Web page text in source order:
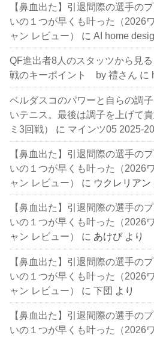
【鼻血出た】引退間際の選手の
いの１つが早くも叶った（2026
ャン レビュー）
に AI home
QF進出者8人のスタッツから見
戦のキーポイント by 禮さん に
ベルダスコのパワーと自らの調
いテニス。最後は調子を上げて
ミ3回戦）
に マインツ05 2025-
【鼻血出た】引退間際の選手の
いの１つが早くも叶った（2026
ャン レビュー）
に ウクレリアン
【鼻血出た】引退間際の選手の
いの１つが早くも叶った（2026
ャン レビュー）
に あけび より
【鼻血出た】引退間際の選手の
いの１つが早くも叶った（2026
ャン レビュー）
に下団 より
【鼻血出た】引退間際の選手の
いの１つが早くも叶った（2026